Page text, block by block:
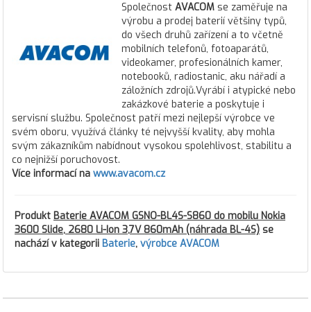
Společnost AVACOM se zaměřuje na
výrobu a prodej baterií většiny typů,
do všech druhů zařízení a to včetně
mobilních telefonů, fotoaparátů,
videokamer, profesionálních kamer,
notebooků, radiostanic, aku nářadí a
záložních zdrojů.Vyrábí i atypické nebo
zakázkové baterie a poskytuje i
servisní službu. Společnost patří mezi nejlepší výrobce ve
svém oboru, využívá články té nejvyšší kvality, aby mohla
svým zákazníkům nabídnout vysokou spolehlivost, stabilitu a
co nejnižší poruchovost.
Více informací na www.avacom.cz
Produkt Baterie AVACOM GSNO-BL4S-S860 do mobilu Nokia
3600 Slide, 2680 Li-Ion 3,7V 860mAh (náhrada BL-4S) se
nachází v kategorii Baterie, výrobce AVACOM